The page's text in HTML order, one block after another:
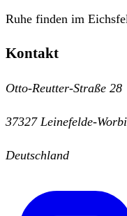
Ruhe finden im
Kontakt
Otto-Reutter-Straße 28
37327 Leinefelde-
Deutschland